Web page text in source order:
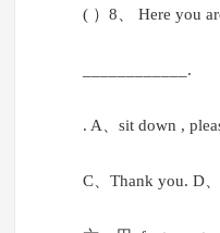
( ）8、 Here you
____________.
. A、sit down ,
C、Thank you. D